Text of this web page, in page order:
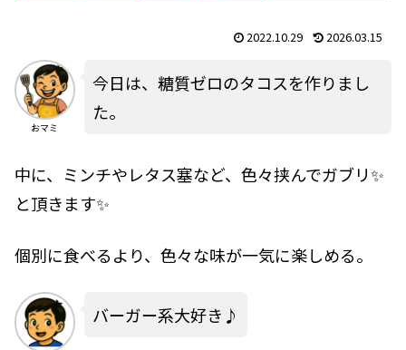
2022.10.29 2026.03.15
おマミ
今日は、糖質ゼロのタコスを作りまし
た。
中に、ミンチやレタス塞など、色々挟んでガブリ✨
と頂きます✨
個別に食べるより、色々な味が一気に楽しめる。
バーガー系大好き♪